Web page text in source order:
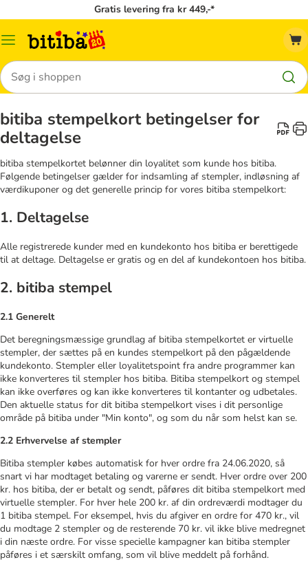
Gratis levering fra kr 449,-*
Menu
Søg
bitiba stempelkort betingelser for
deltagelse
bitiba stempelkortet belønner din loyalitet som kunde hos bitiba.
Følgende betingelser gælder for indsamling af stempler, indløsning af
værdikuponer og det generelle princip for vores bitiba stempelkort:
1. Deltagelse
Alle registrerede kunder med en kundekonto hos bitiba er berettigede
til at deltage. Deltagelse er gratis og en del af kundekontoen hos bitiba.
2. bitiba stempel
2.1 Generelt
Det beregningsmæssige grundlag af bitiba stempelkortet er virtuelle
stempler, der sættes på en kundes stempelkort på den pågældende
kundekonto. Stempler eller loyalitetspoint fra andre programmer kan
ikke konverteres til stempler hos bitiba. Bitiba stempelkort og stempel
kan ikke overføres og kan ikke konverteres til kontanter og udbetales.
Den aktuelle status for dit bitiba stempelkort vises i dit personlige
område på bitiba under "Min konto", og som du når som helst kan se.
2.2 Erhvervelse af stempler
Bitiba stempler købes automatisk for hver ordre fra 24.06.2020, så
snart vi har modtaget betaling og varerne er sendt. Hver ordre over 200
kr. hos bitiba, der er betalt og sendt, påføres dit bitiba stempelkort med
virtuelle stempler. For hver hele 200 kr. af din ordreværdi modtager du
1 bitiba stempel. For eksempel, hvis du afgiver en ordre for 470 kr., vil
du modtage 2 stempler og de resterende 70 kr. vil ikke blive medregnet
i din næste ordre. For visse specielle kampagner kan bitiba stempler
påføres i et særskilt omfang, som vil blive meddelt på forhånd.